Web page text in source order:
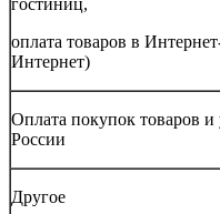
оплата товаров в
Интернет)
Оплата покупок товаров и
России
Другое